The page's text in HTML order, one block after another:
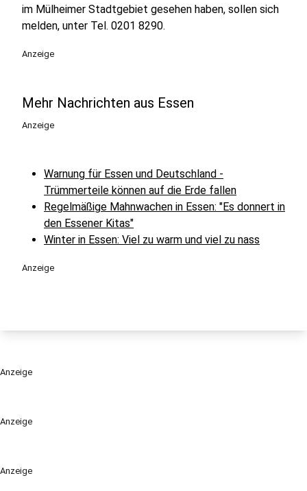
Anzeige
Anzeige
im Mülheimer Stadtgebiet gesehen haben, sollen sich
melden, unter Tel. 0201 8290.
Anzeige
Mehr Nachrichten aus Essen
Anzeige
Warnung für Essen und Deutschland -
Trümmerteile können auf die Erde fallen
Regelmäßige Mahnwachen in Essen: "Es donnert in
den Essener Kitas"
Winter in Essen: Viel zu warm und viel zu nass
Anzeige
Anzeige